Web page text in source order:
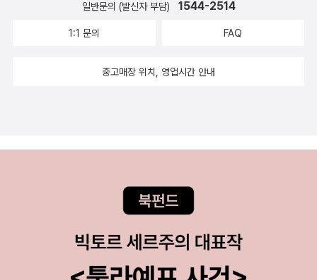
일반문의 (발신자 부담) 1544-2514
1:1 문의 FAQ
중고매장 위치, 영업시간 안내